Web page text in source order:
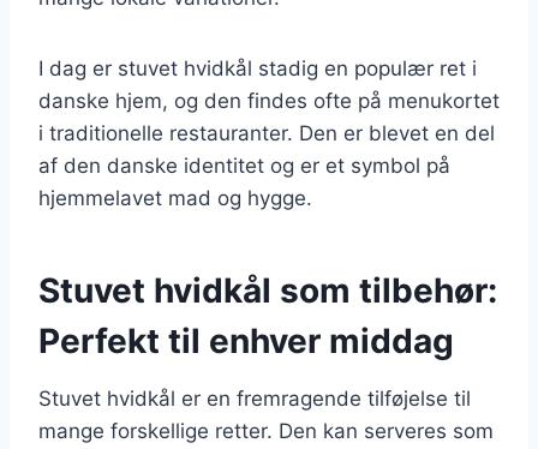
I dag er stuvet hvidkål stadig en populær ret i
danske hjem, og den findes ofte på menukortet
i traditionelle restauranter. Den er blevet en del
af den danske identitet og er et symbol på
hjemmelavet mad og hygge.
Stuvet hvidkål som tilbehør:
Perfekt til enhver middag
Stuvet hvidkål er en fremragende tilføjelse til
mange forskellige retter. Den kan serveres som